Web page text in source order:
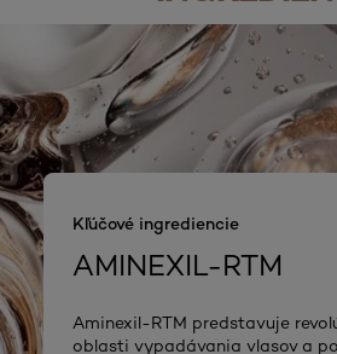
Kľúčové ingrediencie
AMINEXIL-RTM
Aminexil-RTM predstavuje
oblasti vypadávania vlasov a